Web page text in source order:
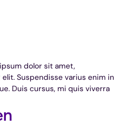
dolor sit amet,
Suspendisse varius enim in
Duis cursus, mi quis viverra